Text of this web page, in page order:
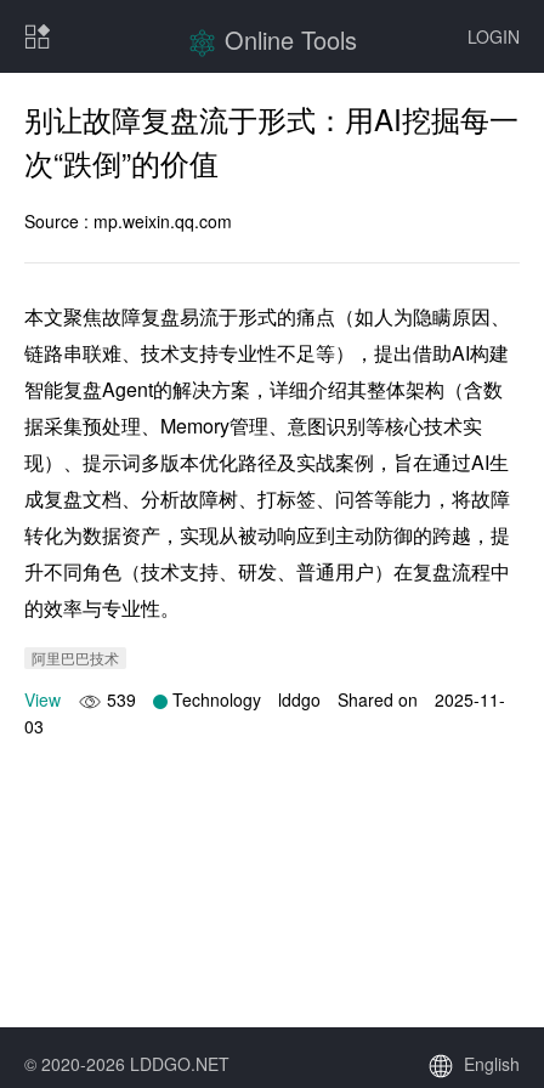
LOGIN
Online Tools
别让故障复盘流于形式：用AI挖掘每一
次“跌倒”的价值
Source : mp.weixin.qq.com
本文聚焦故障复盘易流于形式的痛点（如人为隐瞒原因、
链路串联难、技术支持专业性不足等），提出借助AI构建
智能复盘Agent的解决方案，详细介绍其整体架构（含数
据采集预处理、Memory管理、意图识别等核心技术实
现）、提示词多版本优化路径及实战案例，旨在通过AI生
成复盘文档、分析故障树、打标签、问答等能力，将故障
转化为数据资产，实现从被动响应到主动防御的跨越，提
升不同角色（技术支持、研发、普通用户）在复盘流程中
的效率与专业性。
阿里巴巴技术
View 539 Technology lddgo Shared on
2025-11-
03
© 2020-2026 LDDGO.NET English